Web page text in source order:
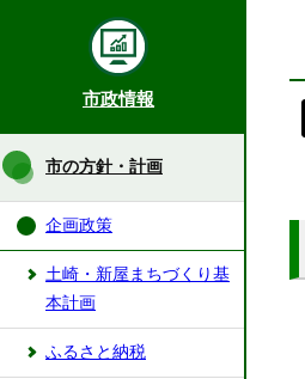
市政情報
市の方針・計画
企画政策
土崎・新屋まちづくり基
本計画
ふるさと納税